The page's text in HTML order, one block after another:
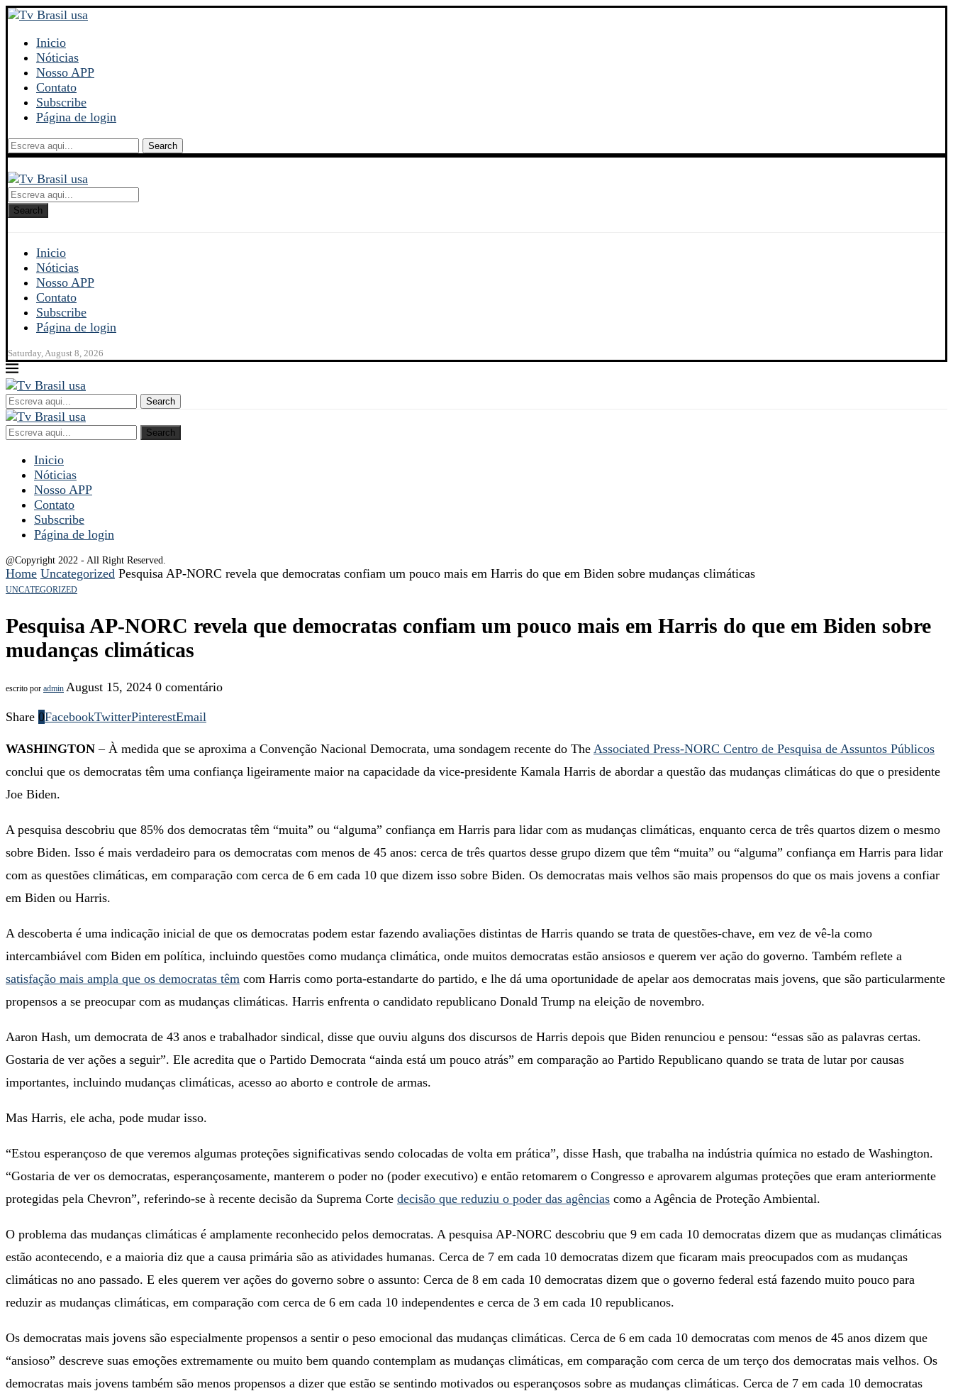
Inicio
Nóticias
Nosso APP
Contato
Subscribe
Página de login
Search
Search
Inicio
Nóticias
Nosso APP
Contato
Subscribe
Página de login
Saturday, August 8, 2026
Search
Search
Inicio
Nóticias
Nosso APP
Contato
Subscribe
Página de login
@Copyright 2022 - All Right Reserved.
Home Uncategorized Pesquisa AP-NORC revela que democratas confiam um pouco mais em Harris do que em Biden sobre mudanças climáticas
UNCATEGORIZED
Pesquisa AP-NORC revela que democratas confiam um pouco mais em Harris do que em Biden sobre
mudanças climáticas
escrito por admin August 15, 2024 0 comentário
Share 0FacebookTwitterPinterestEmail
WASHINGTON – À medida que se aproxima a Convenção Nacional Democrata, uma sondagem recente do The Associated Press-NORC Centro de Pesquisa de Assuntos Públicos
conclui que os democratas têm uma confiança ligeiramente maior na capacidade da vice-presidente Kamala Harris de abordar a questão das mudanças climáticas do que o presidente
Joe Biden.
A pesquisa descobriu que 85% dos democratas têm “muita” ou “alguma” confiança em Harris para lidar com as mudanças climáticas, enquanto cerca de três quartos dizem o mesmo
sobre Biden. Isso é mais verdadeiro para os democratas com menos de 45 anos: cerca de três quartos desse grupo dizem que têm “muita” ou “alguma” confiança em Harris para lidar
com as questões climáticas, em comparação com cerca de 6 em cada 10 que dizem isso sobre Biden. Os democratas mais velhos são mais propensos do que os mais jovens a confiar
em Biden ou Harris.
A descoberta é uma indicação inicial de que os democratas podem estar fazendo avaliações distintas de Harris quando se trata de questões-chave, em vez de vê-la como
intercambiável com Biden em política, incluindo questões como mudança climática, onde muitos democratas estão ansiosos e querem ver ação do governo. Também reflete a
satisfação mais ampla que os democratas têm com Harris como porta-estandarte do partido, e lhe dá uma oportunidade de apelar aos democratas mais jovens, que são particularmente
propensos a se preocupar com as mudanças climáticas. Harris enfrenta o candidato republicano Donald Trump na eleição de novembro.
Aaron Hash, um democrata de 43 anos e trabalhador sindical, disse que ouviu alguns dos discursos de Harris depois que Biden renunciou e pensou: “essas são as palavras certas.
Gostaria de ver ações a seguir”. Ele acredita que o Partido Democrata “ainda está um pouco atrás” em comparação ao Partido Republicano quando se trata de lutar por causas
importantes, incluindo mudanças climáticas, acesso ao aborto e controle de armas.
Mas Harris, ele acha, pode mudar isso.
“Estou esperançoso de que veremos algumas proteções significativas sendo colocadas de volta em prática”, disse Hash, que trabalha na indústria química no estado de Washington.
“Gostaria de ver os democratas, esperançosamente, manterem o poder no (poder executivo) e então retomarem o Congresso e aprovarem algumas proteções que eram anteriormente
protegidas pela Chevron”, referindo-se à recente decisão da Suprema Corte decisão que reduziu o poder das agências como a Agência de Proteção Ambiental.
O problema das mudanças climáticas é amplamente reconhecido pelos democratas. A pesquisa AP-NORC descobriu que 9 em cada 10 democratas dizem que as mudanças climáticas
estão acontecendo, e a maioria diz que a causa primária são as atividades humanas. Cerca de 7 em cada 10 democratas dizem que ficaram mais preocupados com as mudanças
climáticas no ano passado. E eles querem ver ações do governo sobre o assunto: Cerca de 8 em cada 10 democratas dizem que o governo federal está fazendo muito pouco para
reduzir as mudanças climáticas, em comparação com cerca de 6 em cada 10 independentes e cerca de 3 em cada 10 republicanos.
Os democratas mais jovens são especialmente propensos a sentir o peso emocional das mudanças climáticas. Cerca de 6 em cada 10 democratas com menos de 45 anos dizem que
“ansioso” descreve suas emoções extremamente ou muito bem quando contemplam as mudanças climáticas, em comparação com cerca de um terço dos democratas mais velhos. Os
democratas mais jovens também são menos propensos a dizer que estão se sentindo motivados ou esperançosos sobre as mudanças climáticas. Cerca de 7 em cada 10 democratas